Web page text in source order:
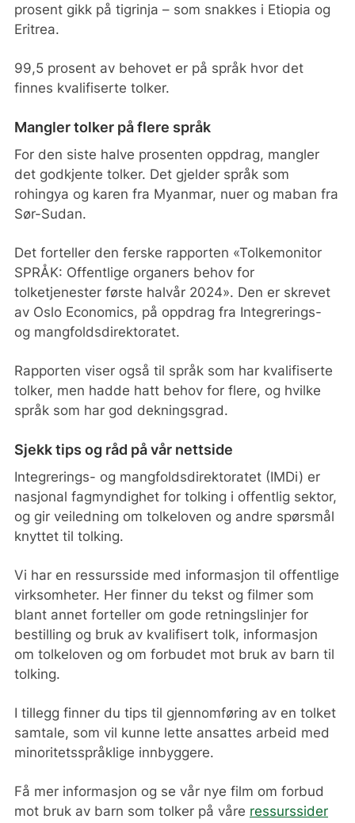
prosent gikk på tigrinja – som snakkes i Etiopia og
Eritrea.
99,5 prosent av behovet er på språk hvor det
finnes kvalifiserte tolker.
Mangler tolker på flere språk
For den siste halve prosenten oppdrag, mangler
det godkjente tolker. Det gjelder språk som
rohingya og karen fra Myanmar, nuer og maban fra
Sør-Sudan.
Det forteller den ferske rapporten «Tolkemonitor
SPRÅK: Offentlige organers behov for
tolketjenester første halvår 2024». Den er skrevet
av Oslo Economics, på oppdrag fra Integrerings-
og mangfoldsdirektoratet.
Rapporten viser også til språk som har kvalifiserte
tolker, men hadde hatt behov for flere, og hvilke
språk som har god dekningsgrad.
Sjekk tips og råd på vår nettside
Integrerings- og mangfoldsdirektoratet (IMDi) er
nasjonal fagmyndighet for tolking i offentlig sektor,
og gir veiledning om tolkeloven og andre spørsmål
knyttet til tolking.
Vi har en ressursside med informasjon til offentlige
virksomheter. Her finner du tekst og filmer som
blant annet forteller om gode retningslinjer for
bestilling og bruk av kvalifisert tolk, informasjon
om tolkeloven og om forbudet mot bruk av barn til
tolking.
I tillegg finner du tips til gjennomføring av en tolket
samtale, som vil kunne lette ansattes arbeid med
minoritetsspråklige innbyggere.
Få mer informasjon og se vår nye film om forbud
mot bruk av barn som tolker på våre ressurssider